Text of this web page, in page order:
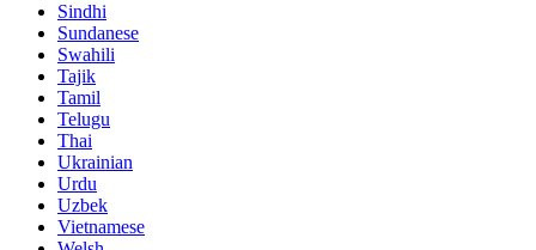
Sindhi
Sundanese
Swahili
Tajik
Tamil
Telugu
Thai
Ukrainian
Urdu
Uzbek
Vietnamese